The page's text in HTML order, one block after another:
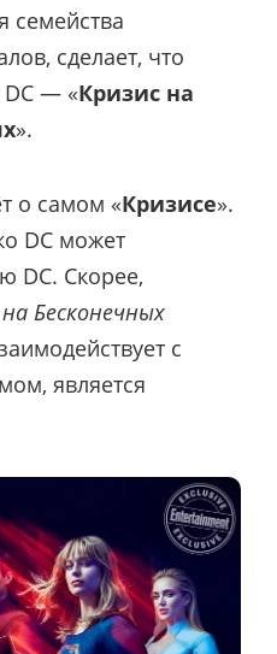
семейства
сделает, что
DC — «Кризис на
».
о самом «Кризисе».
DC может
DC. Скорее,
Бесконечных
с
является